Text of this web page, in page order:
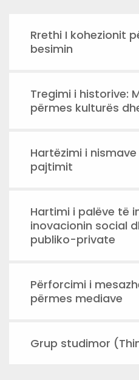
Rrethi I kohezionit
besimin
Tregimi i historive:
përmes kulturës
Hartëzimi i
pajtimit
Hartimi i palëve të
inovacionin social
publiko-private
Përforcimi i
përmes mediave
Grup studimor